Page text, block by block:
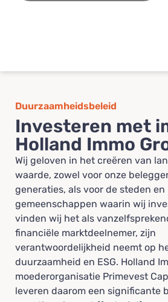
Duurzaamheidsbeleid
Investeren met
Holland Immo
Wij geloven in het creëren van
waarde, zowel voor onze
generaties, als voor de steden en
gemeenschappen waarin wij
vinden wij het als
financiële marktdeelnemer, zijn
verantwoordelijkheid neemt op
duurzaamheid en ESG. Holland
moederorganisatie Primevest
leveren daarom een significante